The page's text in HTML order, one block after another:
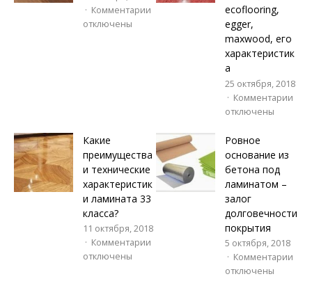
Комментарии
отключены
ecoflooring,
egger,
maxwood, его
характеристик
а
25 октября, 2018
Комментарии
отключены
Какие
преимущества
и технические
характеристик
и ламината 33
класса?
11 октября, 2018
Комментарии
отключены
Ровное
основание из
бетона под
ламинатом –
залог
долговечности
покрытия
5 октября, 2018
Комментарии
отключены